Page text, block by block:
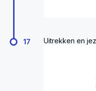
17 Uitrekken en